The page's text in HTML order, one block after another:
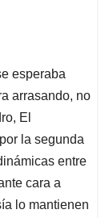
esperaba
arrasando, no
El
la segunda
entre
cara a
lo mantienen